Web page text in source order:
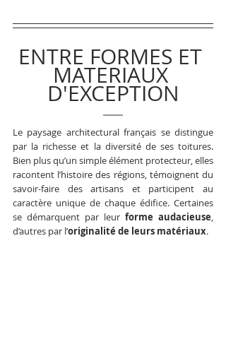
ENTRE FORMES ET
MATERIAUX
D'EXCEPTION
Le paysage architectural français se distingue
par la richesse et la diversité de ses toitures.
Bien plus qu’un simple élément protecteur, elles
racontent l’histoire des régions, témoignent du
savoir-faire des artisans et participent au
caractère unique de chaque édifice. Certaines
se démarquent par leur forme audacieuse,
d’autres par l’originalité de leurs matériaux.